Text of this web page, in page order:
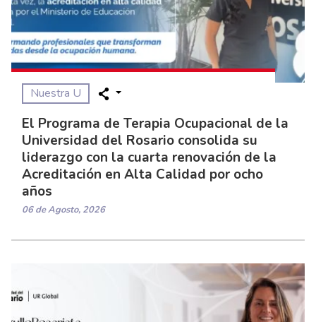
Nuestra U
El Programa de Terapia Ocupacional de la
Universidad del Rosario consolida su
liderazgo con la cuarta renovación de la
Acreditación en Alta Calidad por ocho
años
06 de Agosto, 2026